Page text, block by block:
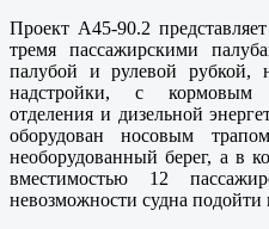
Проект А45-90.2
тремя пассажирскими
палубой и рулевой рубкой,
надстройки, с кормовым
отделения и дизельной
оборудован носовым
необорудованный берег, а в
вместимостью 12
невозможности судна подойти